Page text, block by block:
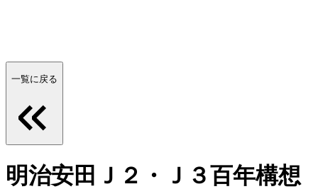
一覧に戻る
明治安田Ｊ２・Ｊ３百年構想